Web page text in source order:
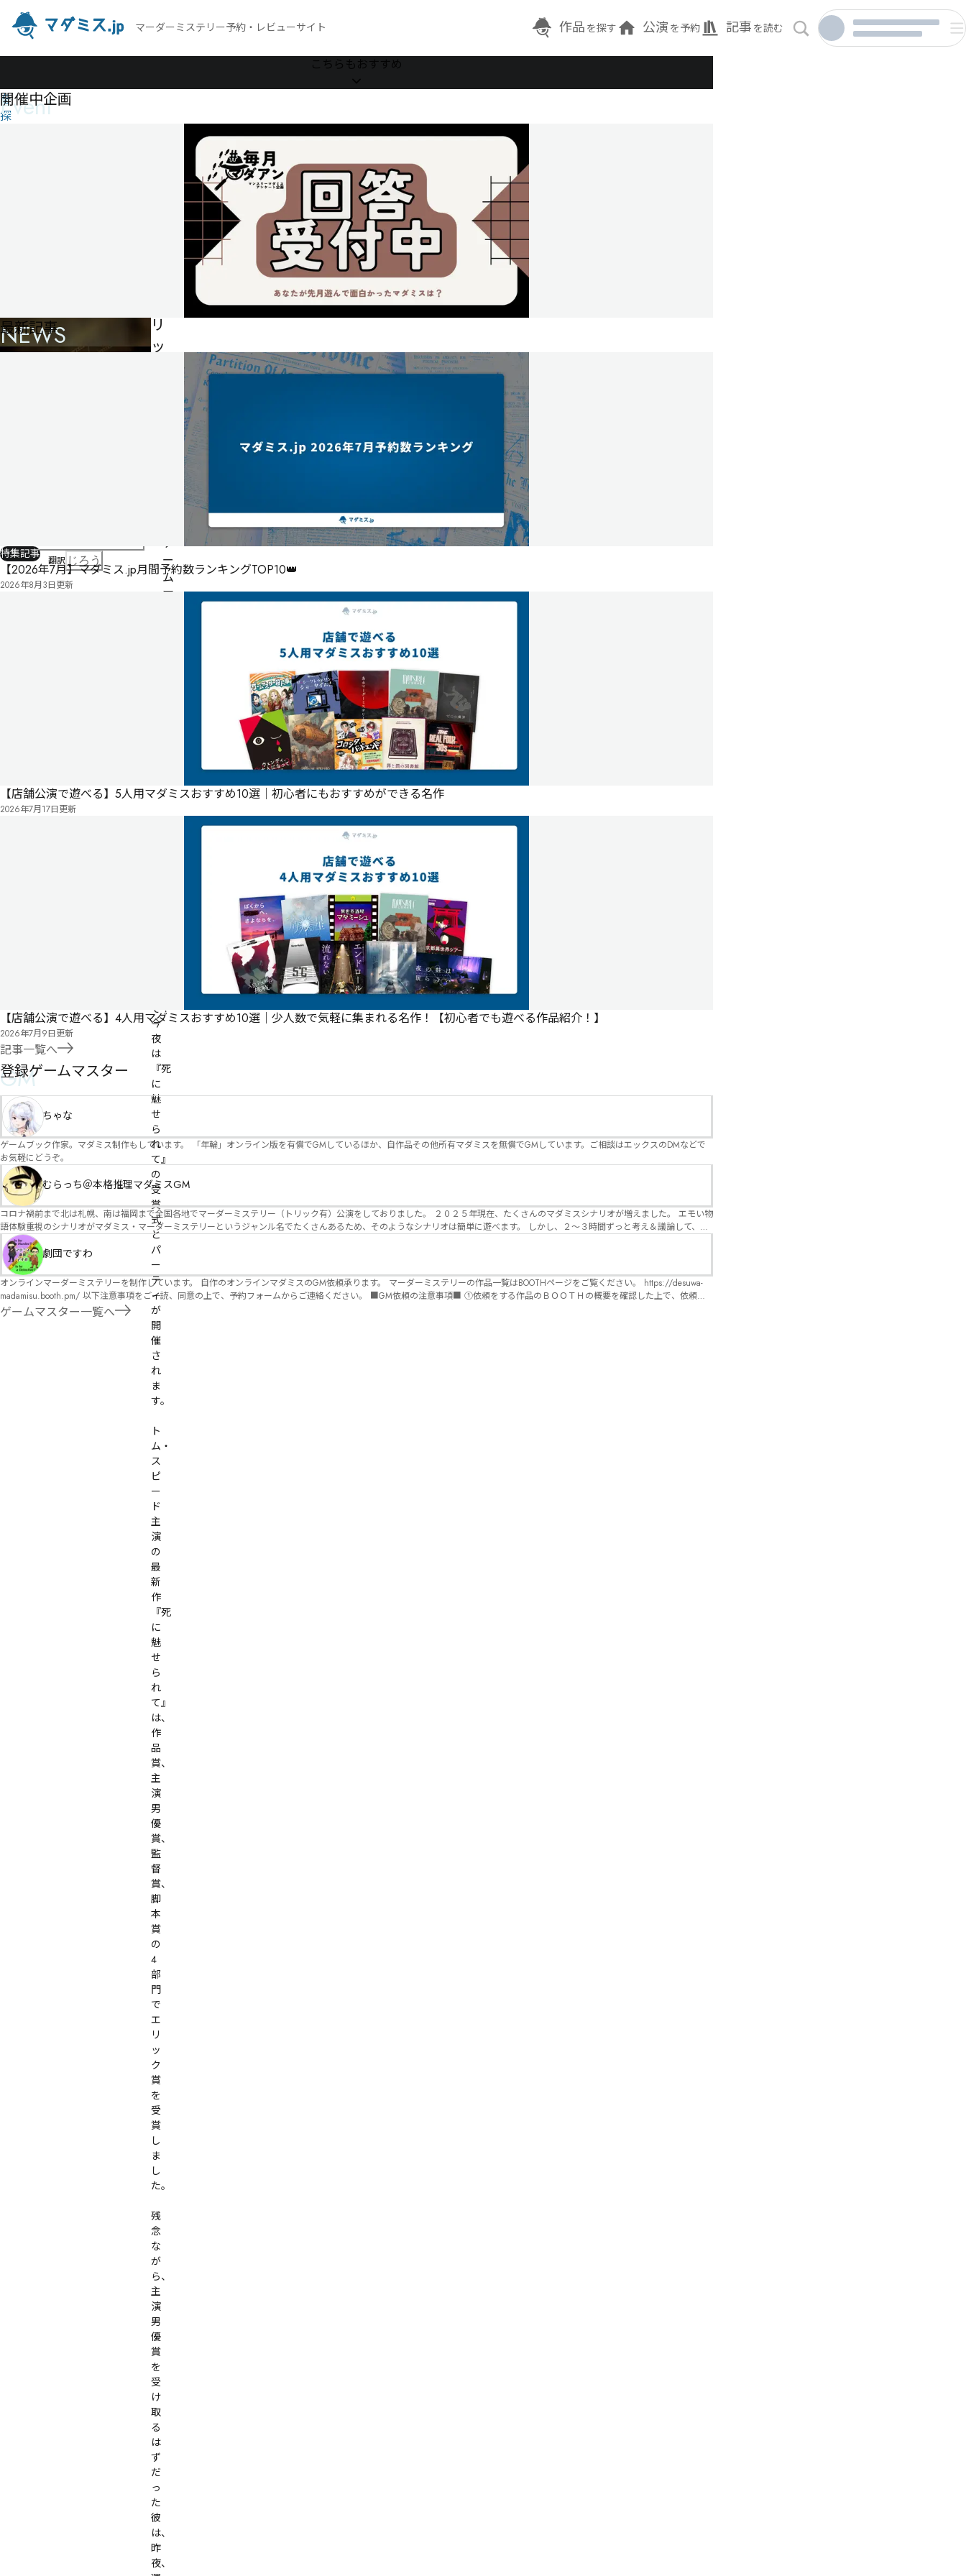
マーダーミステリー予約・レビューサイト 作品 を探す 公演 を予約 記事 を読む
を
探
リ
ッ
ゲ
ー
ム
マ
店舗公演
その他テイスト・2
経験者におすすめ・1
お友達同士におすすめ・2
現代海外・2
ロールプレイ重視・2
コミカル・2
そ！
今
夜
は
『死
に
魅
せ
ら
れ
て』
の
受
賞
式
と
パ
ー
テ
ィ
が
開
催
さ
れ
ま
す。
ト
ム・
ス
ピ
ー
ド
主
演
の
最
新
作
『死
に
魅
せ
ら
れ
て』
は、
作
品
賞、
主
演
男
優
賞、
監
督
賞、
脚
本
賞
の
4
部
門
で
エ
リ
ッ
ク
賞
を
受
賞
し
ま
し
た。
残
念
な
が
ら、
主
演
男
優
賞
を
受
け
取
る
は
ず
だ
っ
た
彼
は、
昨
夜、
翻訳 じろう
こちらもおすすめ
Event
開催中企画
NEWS
最新記事
特集記事
【2026年7月】マダミス.jp月間予約数ランキングTOP10👑
2026年8月3日更新
【店舗公演で遊べる】5人用マダミスおすすめ10選｜初心者にもおすすめができる名作
2026年7月17日更新
【店舗公演で遊べる】4人用マダミスおすすめ10選｜少人数で気軽に集まれる名作！【初心者でも遊べる作品紹介！】
2026年7月9日更新
記事一覧へ
GM
登録ゲームマスター
ちゃな
ゲームブック作家。マダミス制作もしています。 「年輪」オンライン版を有償でGMしているほか、自作品その他所有マダミスを無償でGMしています。ご相談はエックスのDMなどで
お気軽にどうぞ。
むらっち＠本格推理マダミスGM
コロナ禍前まで北は札幌、南は福岡まで全国各地でマーダーミステリー（トリック有）公演をしておりました。 ２０２５年現在、たくさんのマダミスシナリオが増えました。 エモい物
語体験重視のシナリオがマダミス・マーダーミステリーというジャンル名でたくさんあるため、そのようなシナリオは簡単に遊べます。 しかし、２～３時間ずっと考え＆議論して、見
たことないトリックが解ける閃きや犯人として逃げ切る楽しみのある本格推理マーダーミステリーを見つけることが難しくなっていませんか？ そんな本格推理マダミスをお届けしま
す！
劇団ですわ
オンラインマーダーミステリーを制作しています。 自作のオンラインマダミスのGM依頼承ります。 マーダーミステリーの作品一覧はBOOTHページをご覧ください。 https://desuwa-
madamisu.booth.pm/ 以下注意事項をご一読、同意の上で、予約フォームからご連絡ください。 ■GM依頼の注意事項■ ①依頼をする作品のＢＯＯＴＨの概要を確認した上で、依頼し
てください。 ②依頼ができるのは、平日、土日、祝日問わず、21：00～となります。 ③参加するメンバーは、依頼者にてメンバーを集めてください。 ④依頼条件：代表者によるＧＭ
セットの購入or参加者全員の個別ＨＯの購入 ⇒購入するタイミングは、開催日程、参加メンバーが決まってからで構いません。 ⑤批判目的等、作品を楽しむつもりのない方は参加をご
ゲームマスター一覧へ